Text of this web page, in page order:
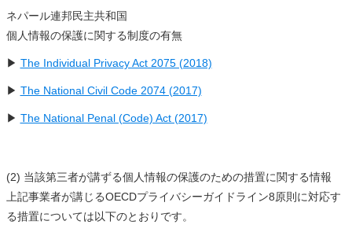
ネパール連邦民主共和国
個人情報の保護に関する制度の有無
▶ The Individual Privacy Act 2075 (2018)
▶ The National Civil Code 2074 (2017)
▶ The National Penal (Code) Act (2017)
(2) 当該第三者が講ずる個人情報の保護のための措置に関する情報
上記事業者が講じるOECDプライバシーガイドライン8原則に対応す
る措置については以下のとおりです。